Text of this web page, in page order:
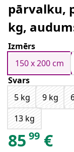
pārvalku,
kg,
Izmērs
150 x 200 cm
Svars
5 kg
9 kg
13 kg
85 99 €